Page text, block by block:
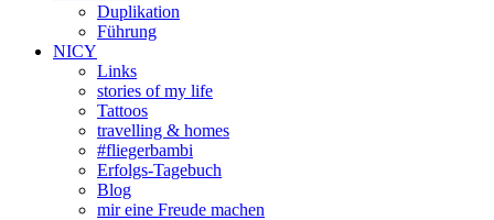
Duplikation
Führung
NICY
Links
stories of my life
Tattoos
travelling & homes
#fliegerbambi
Erfolgs-Tagebuch
Blog
mir eine Freude machen